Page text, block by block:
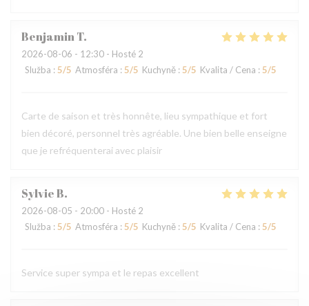
BenjaminT
2026-08-06 - 12:30 - Hosté 2
Služba : 5/5 Atmosféra : 5/5 Kuchyně : 5/5 Kvalita / Cena : 5/5
Carte de saison et très honnête, lieu sympathique et fort
bien décoré, personnel très agréable. Une bien belle enseigne
que je refréquenterai avec plaisir
SylvieB
2026-08-05 - 20:00 - Hosté 2
Služba : 5/5 Atmosféra : 5/5 Kuchyně : 5/5 Kvalita / Cena : 5/5
Service super sympa et le repas excellent